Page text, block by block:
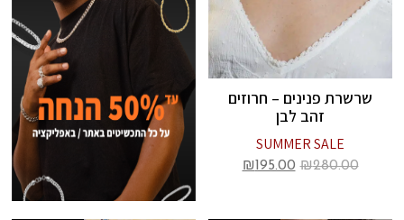
שרשרת פנינים – חרוזים
זהב לבן
SUMMER SALE
₪280.00
₪ 195.00